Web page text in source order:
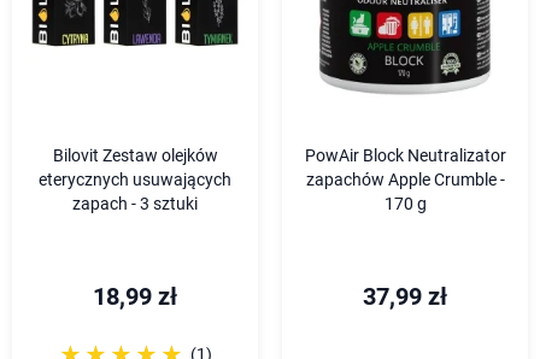
Bilovit Zestaw olejków
eterycznych usuwających
zapach - 3 sztuki
18,99 zł
(1)
PowAir Block Neutralizator
zapachów Apple Crumble -
170 g
37,99 zł